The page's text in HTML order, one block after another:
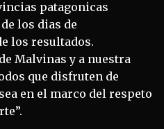
patagonicas
los dias de
los resultados.
Malvinas y a nuestra
que disfruten de
en el marco del respeto